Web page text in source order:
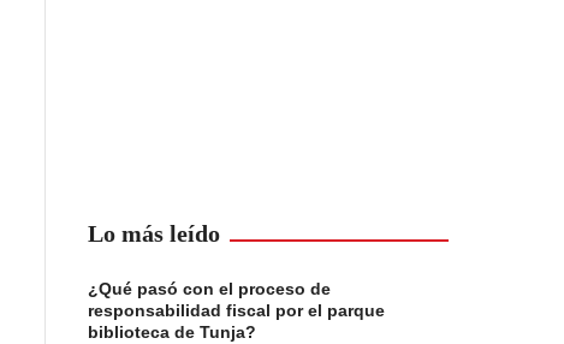
Lo más leído
¿Qué pasó con el proceso de
responsabilidad fiscal por el parque
biblioteca de Tunja?